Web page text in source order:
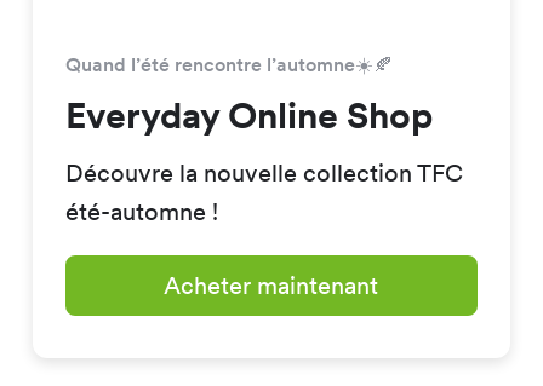
Quand l’été rencontre l’automne☀️🍂
Everyday Online Shop
Découvre la nouvelle collection TFC
été-automne !
Acheter maintenant